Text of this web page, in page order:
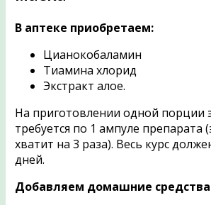
В аптеке приобретаем:
Цианокобаламин
Тиамина хлорид
Экстракт алое.
На приготовлении одной порции
требуется по 1 ампуле препарата
хватит на 3 раза). Весь курс
дней.
Добавляем домашние